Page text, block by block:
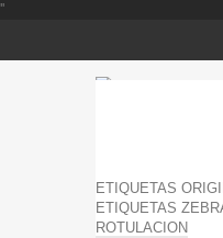
''
ETIQUETAS
ETIQUETAS
ROTULACION